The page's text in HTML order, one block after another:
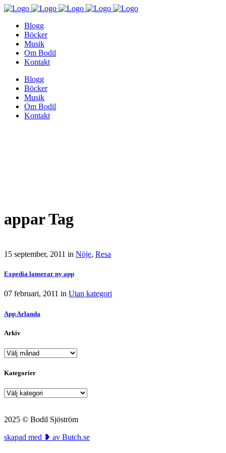
Blogg
Böcker
Musik
Om Bodil
Kontakt
Blogg
Böcker
Musik
Om Bodil
Kontakt
appar Tag
15 september, 2011 in Nöje, Resa
Expedia lanserar ny app
07 februari, 2011 in Utan kategori
App Arlanda
Arkiv
Arkiv
Kategorier
Kategorier
2025 © Bodil Sjöström
skapad med ❥ av Butch.se